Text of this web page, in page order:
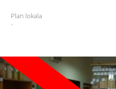
Plan lokala
-